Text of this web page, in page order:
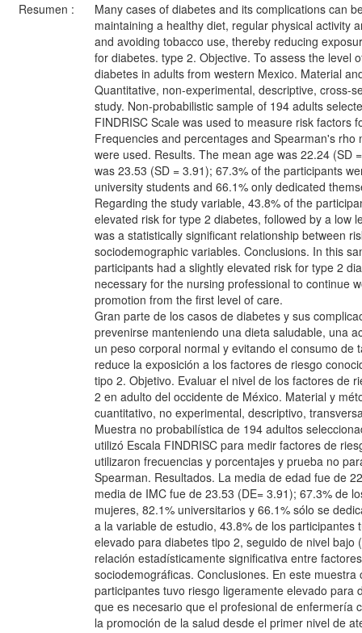
Resumen :
Many cases of diabetes and its complications can
maintaining a healthy diet, regular physical activity
and avoiding tobacco use, thereby reducing
for diabetes. type 2. Objective. To assess the level
diabetes in adults from western Mexico. Material
Quantitative, non-experimental, descriptive, cross-
study. Non-probabilistic sample of 194 adults
FINDRISC Scale was used to measure risk factors
Frequencies and percentages and Spearman's rho
were used. Results. The mean age was 22.24 (SD
was 23.53 (SD = 3.91); 67.3% of the participants
university students and 66.1% only dedicated
Regarding the study variable, 43.8% of the
elevated risk for type 2 diabetes, followed by a low
was a statistically significant relationship between
sociodemographic variables. Conclusions. In this
participants had a slightly elevated risk for type 2
necessary for the nursing professional to continue
promotion from the first level of care.
Gran parte de los casos de diabetes y sus
prevenirse manteniendo una dieta saludable, una
un peso corporal normal y evitando el consumo de
reduce la exposición a los factores de riesgo
tipo 2. Objetivo. Evaluar el nivel de los factores de
2 en adulto del occidente de México. Material y
cuantitativo, no experimental, descriptivo,
Muestra no probabilística de 194 adultos
utilizó Escala FINDRISC para medir factores de
utilizaron frecuencias y porcentajes y prueba no
Spearman. Resultados. La media de edad fue de
media de IMC fue de 23.53 (DE= 3.91); 67.3% de
mujeres, 82.1% universitarios y 66.1% sólo se
a la variable de estudio, 43.8% de los participantes
elevado para diabetes tipo 2, seguido de nivel bajo
relación estadísticamente significativa entre
sociodemográficas. Conclusiones. En este
participantes tuvo riesgo ligeramente elevado para
que es necesario que el profesional de enfermería
la promoción de la salud desde el primer nivel de